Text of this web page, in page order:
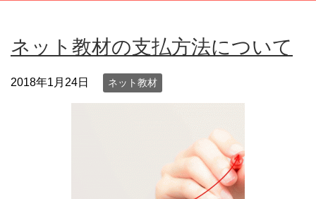
ネット教材の支払方法について
2018年1月24日 ネット教材